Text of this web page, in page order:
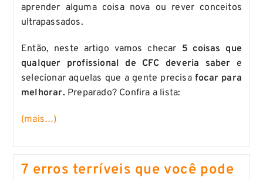
aprender alguma coisa nova ou rever conceitos
ultrapassados.
Então, neste artigo vamos checar 5 coisas que
qualquer profissional de CFC deveria saber e
selecionar aquelas que a gente precisafocar para
melhorar. Preparado? Confira a lista:
(mais…)
7 erros terríveis que você pode